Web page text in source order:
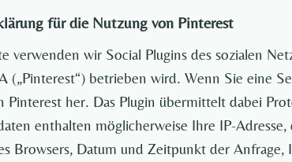
für die Nutzung von Pinterest
verwenden wir Social Plugins des sozialen
(„Pinterest“) betrieben wird. Wenn Sie eine
Pinterest her. Das Plugin übermittelt dabei
enthalten möglicherweise Ihre IP-
Browsers, Datum und Zeitpunkt der